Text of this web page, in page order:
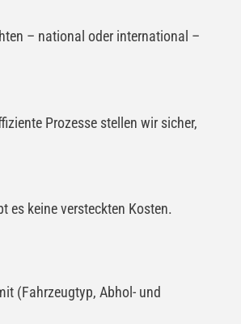
– national oder international –
Prozesse stellen wir sicher,
es keine versteckten Kosten.
(Fahrzeugtyp, Abhol- und